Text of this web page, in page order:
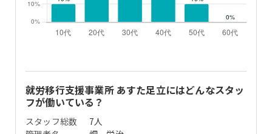
就労移行支援事業所 あすた足立にはどんなスタッ
フが働いている？
スタッフ総数 7人